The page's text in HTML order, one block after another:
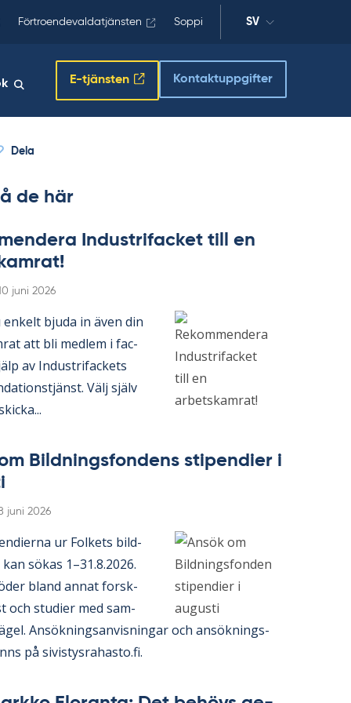
Förtroendevaldatjänsten Soppi SV
E-tjänsten Kontaktuppgifter
Dela
de här
In­du­stri­fac­ket till en
juni 2026
bju­da in även din
att bli med­lem i fac­
av In­du­stri­fac­kets
Välj själv
Bild­nings­fon­dens sti­pen­di­er i
juni 2026
ur Fol­kets bild­
sö­kas 1–31.8.2026.
bland an­nat forsk­
och stu­di­er med sam­
An­sök­nings­an­vis­ning­ar och an­sök­nings­
på si­vis­tys­ra­has­to.fi.